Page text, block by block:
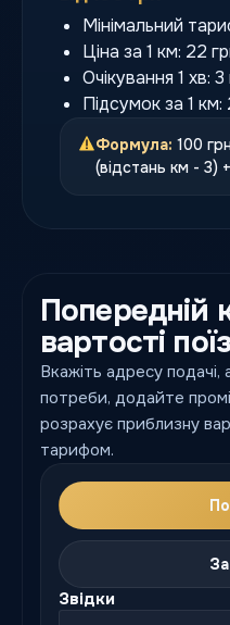
Мінімальний
Ціна за 1 км: 22
Очікування 1 хв: 3
Підсумок за 1 км:
Формула: 100
(відстань км - 3)
Попередній
вартості
Вкажіть адресу
потреби, додайте
розрахує приблизну
тарифом.
Звідки